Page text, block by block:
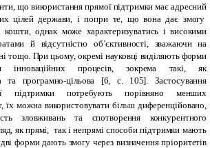
що використання прямої підтримки має адресний
цілей держави, і попри те, що вона дає змогу
кошти, однак може характеризуватись і високими
й відсутністю об’єктивності, зважаючи на
тощо. При цьому, окремі науковці виділяють форми
інноваційних процесів, зокрема такі, як
та програмно-цільова [6, с. 105]. Застосування
підтримки потребують порівняно менших
їх можна використовувати більш диференційовано,
зловживань та спотворення конкурентного
як прямі, так і непрямі способи підтримки мають
форми дають змогу через визначення пріоритетів